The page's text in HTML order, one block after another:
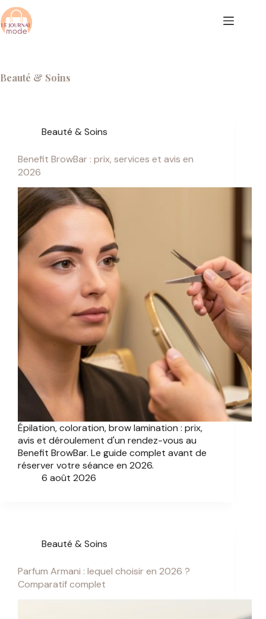
Passer
au
contenu
Beauté & Soins
Beauté & Soins
Benefit BrowBar : prix, services et avis en
2026
Épilation, coloration, brow lamination : prix,
avis et déroulement d'un rendez-vous au
Benefit BrowBar. Le guide complet avant de
réserver votre séance en 2026.
6 août 2026
Beauté & Soins
Parfum Armani : lequel choisir en 2026 ?
Comparatif complet